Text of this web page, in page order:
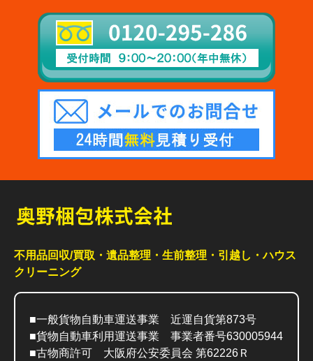
不用品回収/買取・遺品整理・生前整理・引越し・ハウス
クリーニング
■一般貨物自動車運送事業 近運自貨第873号
■貨物自動車利用運送事業 事業者番号630005944
■古物商許可 大阪府公安委員会 第62226Ｒ